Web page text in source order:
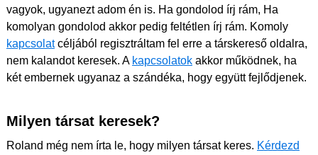
vagyok, ugyanezt adom én is. Ha gondolod írj rám, Ha
komolyan gondolod akkor pedig feltétlen írj rám. Komoly
kapcsolatcéljából regisztráltam fel erre a társkereső oldalra,
nem kalandot keresek. A kapcsolatok akkor működnek, ha
két embernek ugyanaz a szándéka, hogy együtt fejlődjenek.
Milyen társat keresek?
Roland még nem írta le, hogy milyen társat keres. Kérdezd